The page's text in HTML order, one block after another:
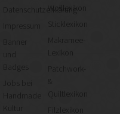
Datenschutzerklärung
Kultur
Wolllexikon
Sticklexikon
Makramee-
Lexikon
Patchwork-
&
Quiltlexikon